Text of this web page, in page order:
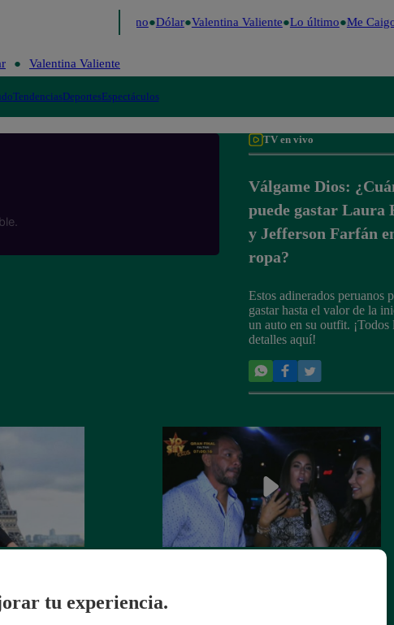
Fútbol peruano Dólar Valentina Valiente Lo último Me Caigo
Valentina Valiente
TendenciasDeportesEspectáculos
TV en vivo
Válgame Dios:
puede gastar Laura
y Jefferson Farfán
ropa?
Estos adinerados peruanos
gastar hasta el valor de la
un auto en su outfit. ¡Todos
detalles aquí!
deja
tu experiencia.